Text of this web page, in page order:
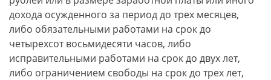
дохода осужденного за период до трех месяцев,
либо обязательными работами на срок до
четырехсот восьмидесяти часов, либо
исправительными работами на срок до двух лет,
либо ограничением свободы на срок до трех лет,